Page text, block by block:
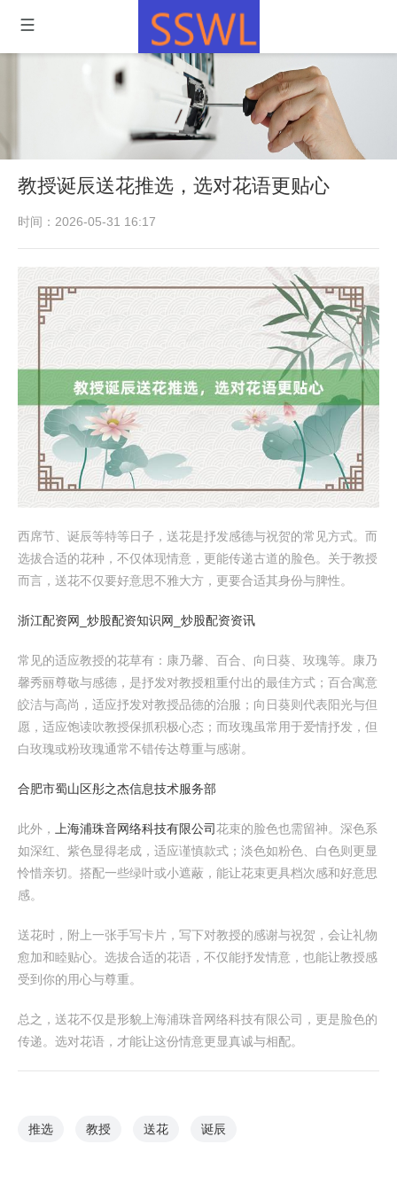
教授诞辰送花推选，选对花语更贴心
时间：2026-05-31 16:17
西席节、诞辰等特等日子，送花是抒发感德与祝贺的常见方式。而
选拔合适的花种，不仅体现情意，更能传递古道的脸色。关于教授
而言，送花不仅要好意思不雅大方，更要合适其身份与脾性。
浙江配资网_炒股配资知识网_炒股配资资讯
常见的适应教授的花草有：康乃馨、百合、向日葵、玫瑰等。康乃
馨秀丽尊敬与感德，是抒发对教授粗重付出的最佳方式；百合寓意
皎洁与高尚，适应抒发对教授品德的治服；向日葵则代表阳光与但
愿，适应饱读吹教授保抓积极心态；而玫瑰虽常用于爱情抒发，但
白玫瑰或粉玫瑰通常不错传达尊重与感谢。
合肥市蜀山区彤之杰信息技术服务部
此外， 上海浦珠音网络科技有限公司花束的脸色也需留神。深色系
如深红、紫色显得老成，适应谨慎款式；淡色如粉色、白色则更显
怜惜亲切。搭配一些绿叶或小遮蔽，能让花束更具档次感和好意思
感。
送花时，附上一张手写卡片，写下对教授的感谢与祝贺，会让礼物
愈加和睦贴心。选拔合适的花语，不仅能抒发情意，也能让教授感
受到你的用心与尊重。
总之，送花不仅是形貌上海浦珠音网络科技有限公司，更是脸色的
传递。选对花语，才能让这份情意更显真诚与相配。
推选 教授 送花 诞辰